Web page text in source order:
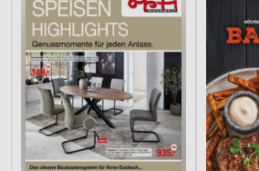
Geräte anhand von aktiv angeforderten
Informationen identifizieren
Nicht-IAB-Verarbeitungszwecke:
Notwendig
Performance
Funktional